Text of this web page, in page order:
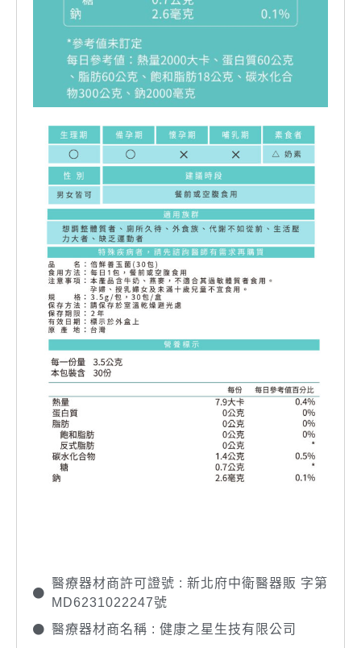
醫療器材商許可證號 : 新北府中衛醫器販 字第
MD6231022247號
醫療器材商名稱 : 健康之星生技有限公司